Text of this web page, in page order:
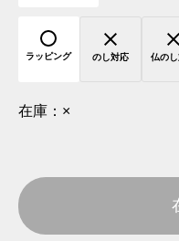
ラッピング のし対応 仏の
在庫： ×